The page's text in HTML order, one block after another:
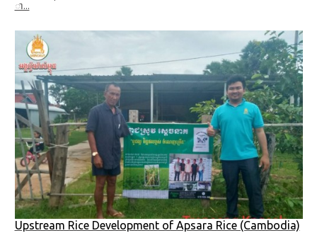
ា...
Upstream Rice Development of Apsara Rice (Cambodia)